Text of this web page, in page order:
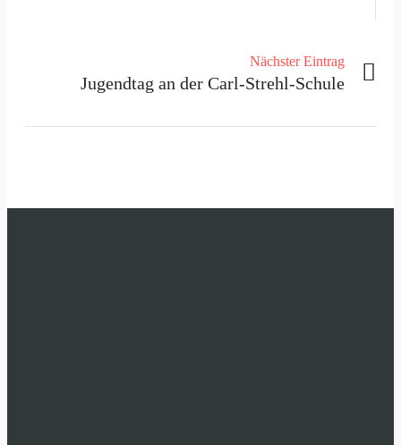
Nächster Eintrag
Jugendtag an der Carl-Strehl-Schule